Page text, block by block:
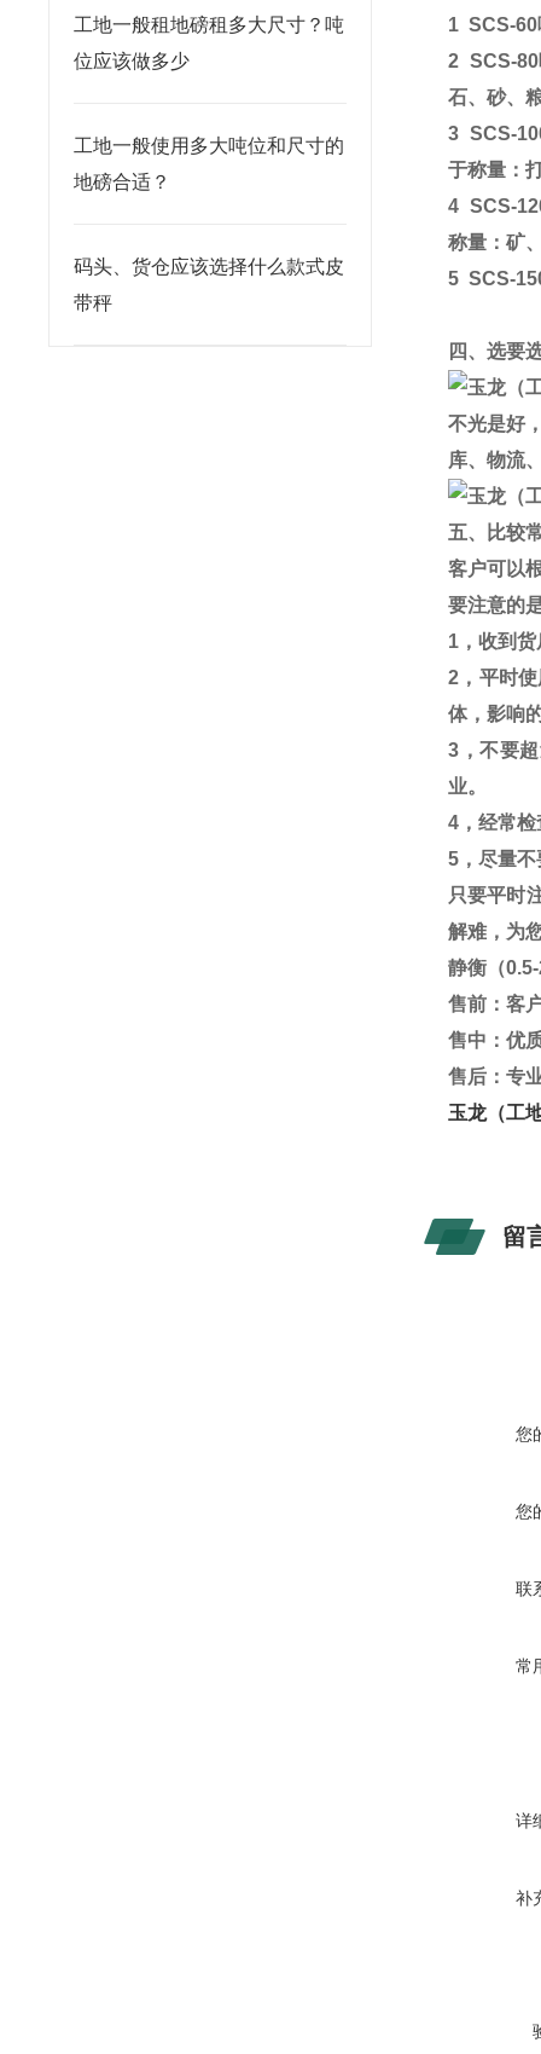
工地一般租地磅租多大尺寸？吨
位应该做多少
工地一般使用多大吨位和尺寸的
地磅合适？
码头、货仓应该选择什么款式皮
带秤
1 SCS-60
2 SCS-80
石、砂、
3 SCS-
于称量：
4 SCS-
称量：矿
5 SCS-
四、选要
不光是好
库、物流
五、比较
客户可以
要注意的
1 ，收到
2 ，平时
体，影响
3 ，不要
业。
4 ，经常
5 ，尽量
只要平时
解难，为
静衡（
售前：客
售中：优
售后：专
玉龙（工
留
您
您
联
常
详
补